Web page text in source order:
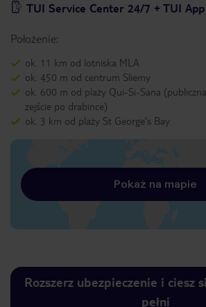
TUI Service Center 24/7 + TUI App
Położenie:
ok. 11 km od lotniska MLA
ok. 450 m od centrum Sliemy
ok. 600 m od plaży Qui-Si-Sana
zejście po drabince)
ok. 3 km od plaży St George's Bay
Pokaż na mapie
Rozszerz ubezpieczenie i ciesz
pełni